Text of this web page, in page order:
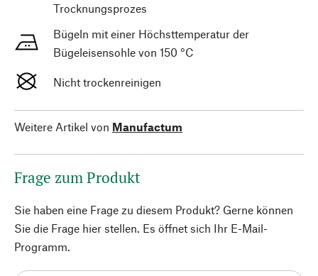
Trocknungsprozes
Bügeln mit einer Höchsttemperatur der
Bügeleisensohle von 150 °C
Nicht trockenreinigen
Weitere Artikel von Manufactum
Frage zum Produkt
Sie haben eine Frage zu diesem Produkt? Gerne können
Sie die Frage hier stellen. Es öffnet sich Ihr E-Mail-
Programm.